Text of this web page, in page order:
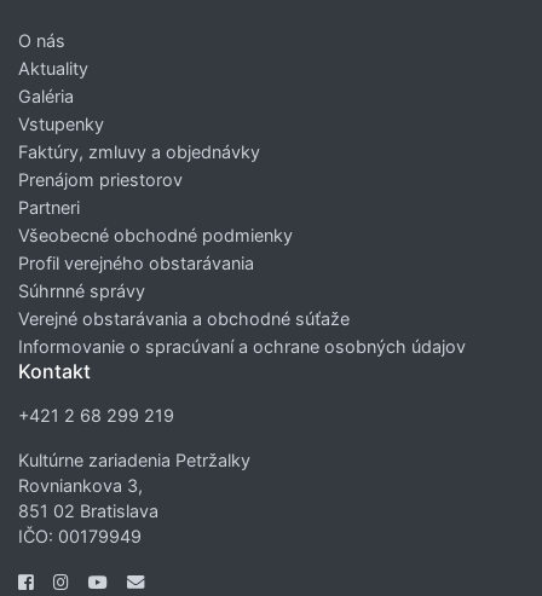
O nás
Aktuality
Galéria
Vstupenky
Faktúry, zmluvy a objednávky
Prenájom priestorov
Partneri
Všeobecné obchodné podmienky
Profil verejného obstarávania
Súhrnné správy
Verejné obstarávania a obchodné súťaže
Informovanie o spracúvaní a ochrane osobných údajov
Kontakt
+421 2 68 299 219
Kultúrne zariadenia Petržalky
Rovniankova 3,
851 02 Bratislava
IČO: 00179949